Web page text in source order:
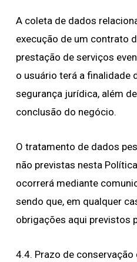
A coleta de dados
execução de um contrato
prestação de serviços
o usuário terá a finalidade
segurança jurídica, além
conclusão do negócio.
O tratamento de dados
não previstas nesta
ocorrerá mediante
sendo que, em qualquer
obrigações aqui previstos
4.4. Prazo de